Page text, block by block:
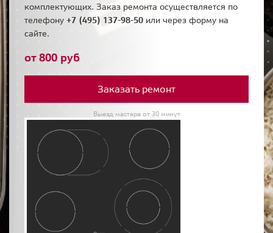
комплектующих. Заказ ремонта осуществляется по
телефону +7 (495) 137-98-50 или через форму на
сайте.
от 800 руб
Заказать ремонт
Выезд мастера от 30 минут